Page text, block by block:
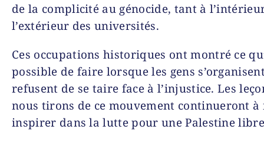
de la complicité au génocide, tant à
l’extérieur des universités.
Ces occupations historiques ont montré ce
possible de faire lorsque les gens
refusent de se taire face à l’injustice. Les
nous tirons de ce mouvement continueront à
inspirer dans la lutte pour une Palestine